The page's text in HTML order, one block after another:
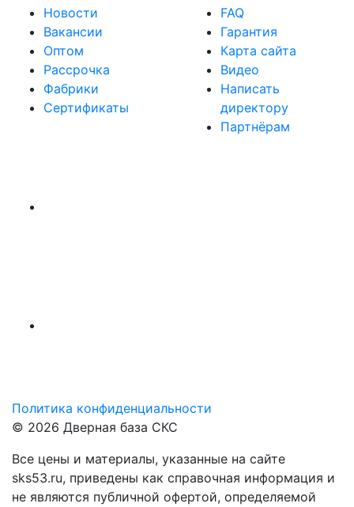
Новости
Вакансии
Оптом
Рассрочка
Фабрики
Сертификаты
FAQ
Гарантия
Карта сайта
Видео
Написать
директору
Партнёрам
Политика конфиденциальности
© 2026 Дверная база СКС
Все цены и материалы, указанные на сайте
sks53.ru, приведены как справочная информация и
не являются публичной офертой, определяемой